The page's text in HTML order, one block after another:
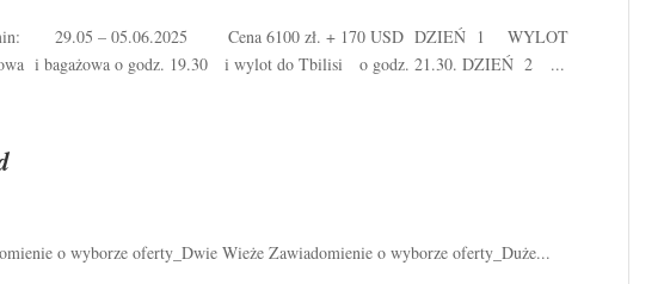
29.05 – 05.06.2025 Cena 6100 zł. + 170 USD DZIEŃ 1 WYLOT
i bagażowa o godz. 19.30 i wylot do Tbilisi o godz. 21.30. DZIEŃ 2 ...
o wyborze oferty_Dwie Wieże Zawiadomienie o wyborze oferty_Duże...